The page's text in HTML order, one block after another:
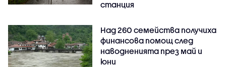
станция
Над 260 семейства получиха
финансова помощ след
наводненията през май и
юни